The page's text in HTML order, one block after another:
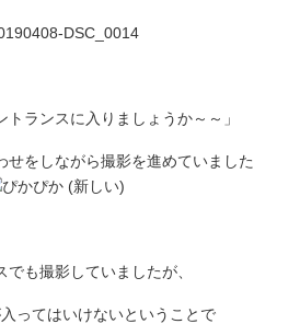
トランスに入りましょうか～～」
せをしながら撮影を進めていました
でも撮影していましたが、
ってはいけないということで